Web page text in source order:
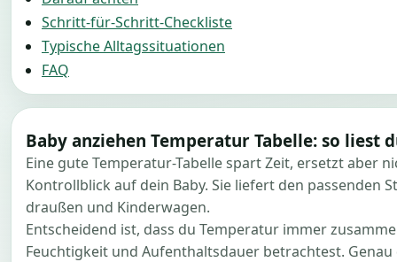
Schritt-für-Schritt-Checkliste
Typische Alltagssituationen
FAQ
Baby anziehen Temperatur Tabelle: so liest
Eine gute Temperatur-Tabelle spart Zeit, ersetzt aber
Kontrollblick auf dein Baby. Sie liefert den passenden
draußen und Kinderwagen.
Entscheidend ist, dass du Temperatur immer
Feuchtigkeit und Aufenthaltsdauer betrachtest.